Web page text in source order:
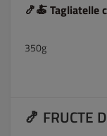
🍤🍝
350g
🍤 FRUCTE